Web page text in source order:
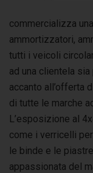
commercializza
ammortizzatori,
tutti i veicoli
ad una clientela
accanto all’offerta
di tutte le marche
L’esposizione al
come i verricelli
le binde e le
appassionata del